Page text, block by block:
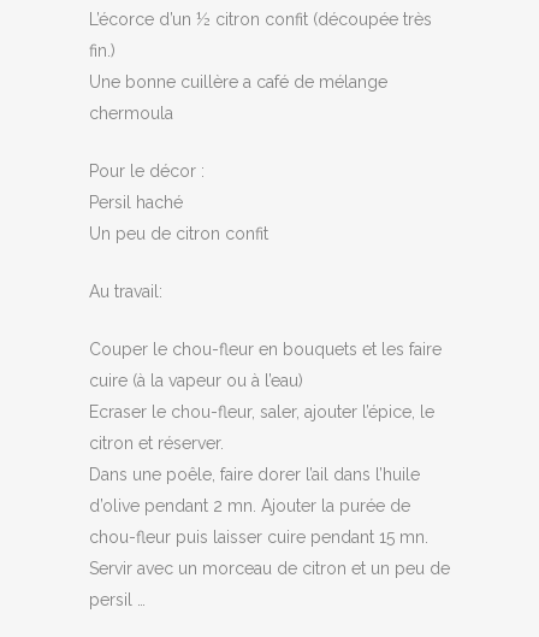
L’écorce d’un ½ citron confit (découpée très
fin.)
Une bonne cuillère a café de mélange
chermoula
Pour le décor :
Persil haché
Un peu de citron confit
Au travail:
Couper le chou-fleur en bouquets et les faire
cuire (à la vapeur ou à l’eau)
Ecraser le chou-fleur, saler, ajouter l’épice, le
citron et réserver.
Dans une poêle, faire dorer l’ail dans l’huile
d’olive pendant 2 mn. Ajouter la purée de
chou-fleur puis laisser cuire pendant 15 mn.
Servir avec un morceau de citron et un peu de
persil …